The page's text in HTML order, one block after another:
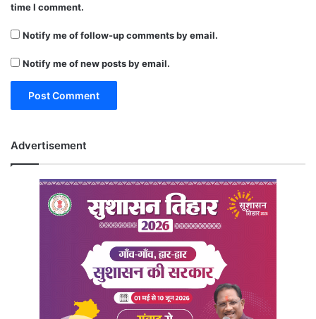
time I comment.
Notify me of follow-up comments by email.
Notify me of new posts by email.
Advertisement